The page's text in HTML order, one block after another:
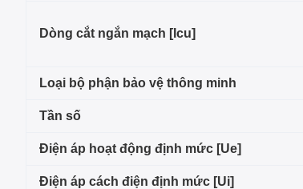
Dòng cắt ngắn mạch [Icu]
Loại bộ phận bảo vệ thông minh
Tần số
Điện áp hoạt động định mức [Ue]
Điện áp cách điện định mức [Ui]